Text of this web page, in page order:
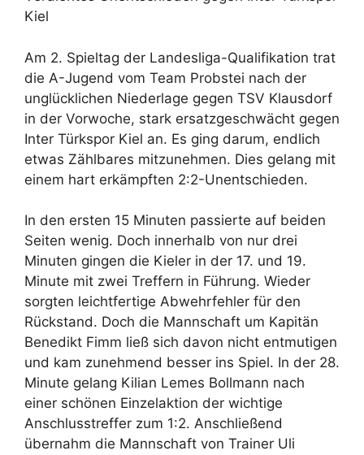
Kiel
Am 2. Spieltag der Landesliga-Qualifikation trat
die A-Jugend vom Team Probstei nach der
unglücklichen Niederlage gegen TSV Klausdorf
in der Vorwoche, stark ersatzgeschwächt gegen
Inter Türkspor Kiel an. Es ging darum, endlich
etwas Zählbares mitzunehmen. Dies gelang mit
einem hart erkämpften 2:2-Unentschieden.
In den ersten 15 Minuten passierte auf beiden
Seiten wenig. Doch innerhalb von nur drei
Minuten gingen die Kieler in der 17. und 19.
Minute mit zwei Treffern in Führung. Wieder
sorgten leichtfertige Abwehrfehler für den
Rückstand. Doch die Mannschaft um Kapitän
Benedikt Fimm ließ sich davon nicht entmutigen
und kam zunehmend besser ins Spiel. In der 28.
Minute gelang Kilian Lemes Bollmann nach
einer schönen Einzelaktion der wichtige
Anschlusstreffer zum 1:2. Anschließend
übernahm die Mannschaft von Trainer Uli